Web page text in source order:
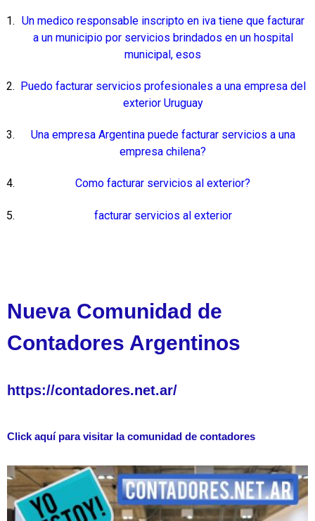
Un medico responsable inscripto en iva tiene que facturar
a un municipio por servicios brindados en un hospital
municipal, esos
Puedo facturar servicios profesionales a una empresa del
exterior Uruguay
Una empresa Argentina puede facturar servicios a una
empresa chilena?
Como facturar servicios al exterior?
facturar servicios al exterior
Nueva Comunidad de
Contadores Argentinos
https://contadores.net.ar/
Click aquí para visitar la comunidad de contadores